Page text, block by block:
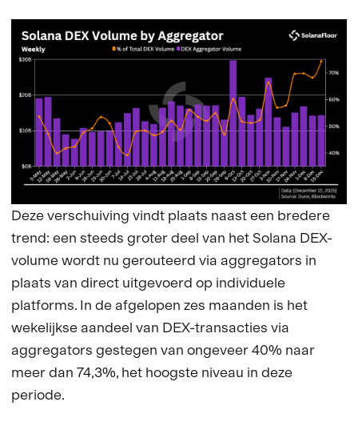
Deze verschuiving vindt plaats naast een bredere
trend: een steeds groter deel van het Solana DEX-
volume wordt nu gerouteerd via aggregators in
plaats van direct uitgevoerd op individuele
platforms. In de afgelopen zes maanden is het
wekelijkse aandeel van DEX-transacties via
aggregators gestegen van ongeveer 40% naar
meer dan 74,3%, het hoogste niveau in deze
periode.